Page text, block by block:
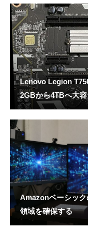
Lenovo Legion
2GBから4TBへ大
Amazonベーシッ
領域を確保する